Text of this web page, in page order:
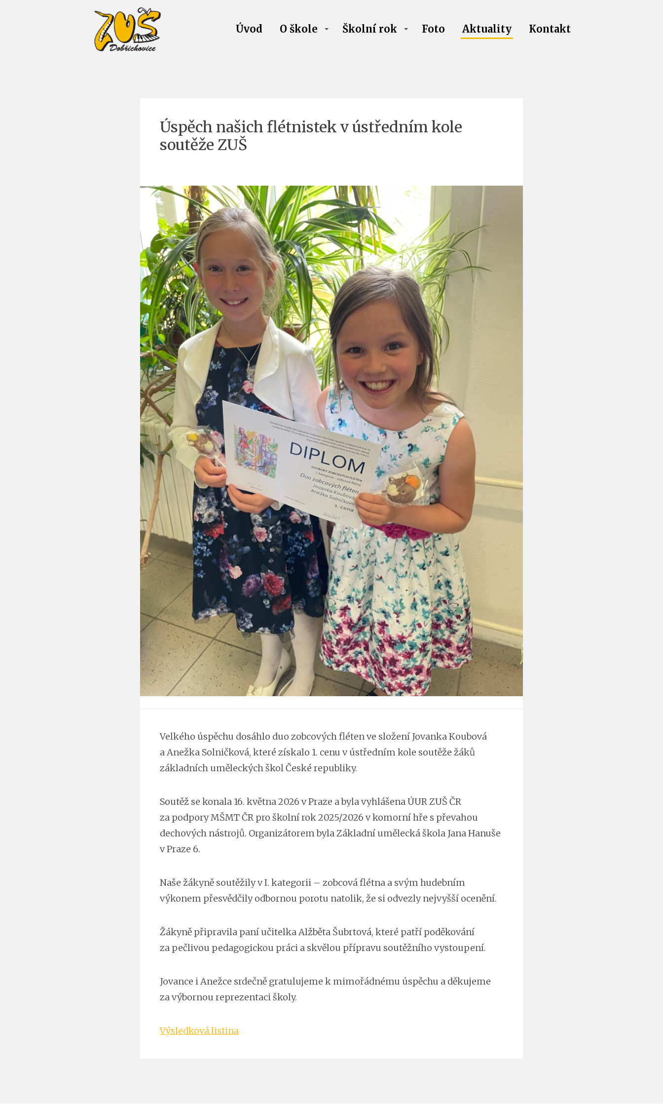
Úvod O škole Školní rok Foto Aktuality Kontakt
Úspěch našich flétnistek v ústředním kole
soutěže ZUŠ
Velkého úspěchu dosáhlo duo zobcových fléten ve složení Jovanka Koubová
a Anežka Solničková, které získalo 1. cenu v ústředním kole soutěže žáků
základních uměleckých škol České republiky.
Soutěž se konala 16. května 2026 v Praze a byla vyhlášena ÚUR ZUŠ ČR
za podpory MŠMT ČR pro školní rok 2025/2026 v komorní hře s převahou
dechových nástrojů. Organizátorem byla Základní umělecká škola Jana Hanuše
v Praze 6.
Naše žákyně soutěžily v I. kategorii – zobcová flétna a svým hudebním
výkonem přesvědčily odbornou porotu natolik, že si odvezly nejvyšší ocenění.
Žákyně připravila paní učitelka Alžběta Šubrtová, které patří poděkování
za pečlivou pedagogickou práci a skvělou přípravu soutěžního vystoupení.
Jovance i Anežce srdečně gratulujeme k mimořádnému úspěchu a děkujeme
za výbornou reprezentaci školy.
Výsledková listina